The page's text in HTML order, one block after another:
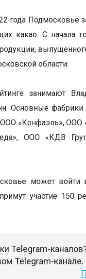
года Подмосковье
какао. С начала
области.
занимают
Основные
«Конфаэль», ООО
ООО «КДВ
может войти
участие 150
Telegram-
Telegram-